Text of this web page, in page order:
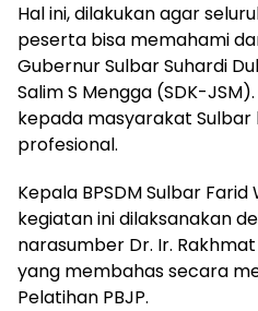
Hal ini, dilakukan agar
peserta bisa memahami
Gubernur Sulbar Suhardi
Salim S Mengga (SDK-
kepada masyarakat
profesional.
Kepala BPSDM Sulbar
kegiatan ini dilaksanakan
narasumber Dr. Ir. Rakhmat
yang membahas secara
Pelatihan PBJP.